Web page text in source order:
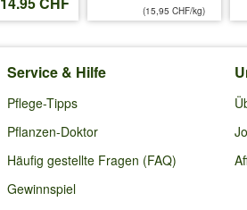
(15,95 CHF/kg)
Service & Hilfe
Pflege-Tipps
Pflanzen-Doktor
Häufig gestellte Fragen (FAQ)
Gewinnspiel